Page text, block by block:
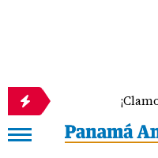
¡Clamor por